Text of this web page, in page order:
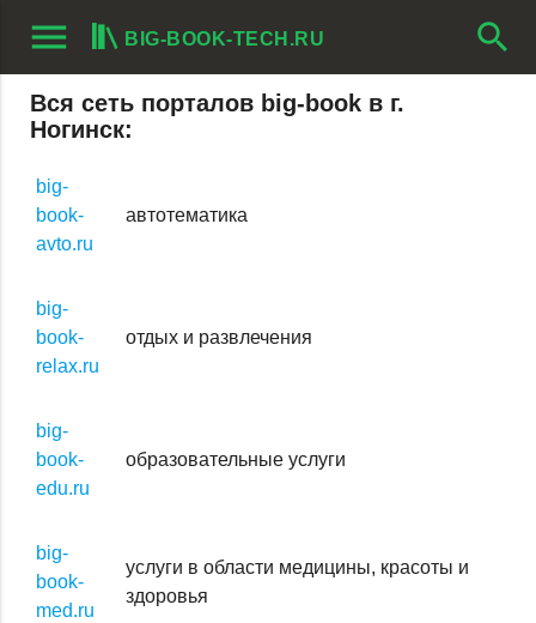
menu BIG-BOOK-TECH.RU search
Вся сеть порталов big-book в г.
Ногинск:
big-
book-
avto.ru
автотематика
big-
book-
relax.ru
отдых и развлечения
big-
book-
edu.ru
образовательные услуги
big-
book-
med.ru
услуги в области медицины, красоты и
здоровья